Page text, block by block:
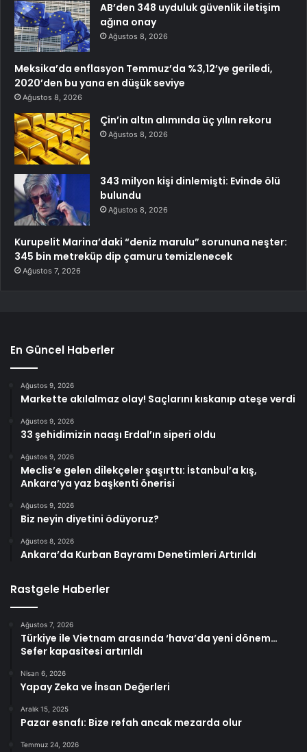
AB’den 348 uyduluk güvenlik iletişim
ağına onay
Ağustos 8, 2026
Meksika’da enflasyon Temmuz’da %3,12’ye geriledi,
2020’den bu yana en düşük seviye
Ağustos 8, 2026
Çin’in altın alımında üç yılın rekoru
Ağustos 8, 2026
343 milyon kişi dinlemişti: Evinde ölü
bulundu
Ağustos 8, 2026
Kurupelit Marina’daki “deniz marulu” sorununa neşter:
345 bin metreküp dip çamuru temizlenecek
Ağustos 7, 2026
En Güncel Haberler
Ağustos 9, 2026
Markette akılalmaz olay! Saçlarını kıskanıp ateşe verdi
Ağustos 9, 2026
33 şehidimizin naaşı Erdal’ın siperi oldu
Ağustos 9, 2026
Meclis’e gelen dilekçeler şaşırttı: İstanbul’a kış,
Ankara’ya yaz başkenti önerisi
Ağustos 9, 2026
Biz neyin diyetini ödüyoruz?
Ağustos 8, 2026
Ankara’da Kurban Bayramı Denetimleri Artırıldı
Rastgele Haberler
Ağustos 7, 2026
Türkiye ile Vietnam arasında ‘hava’da yeni dönem…
Sefer kapasitesi artırıldı
Nisan 6, 2026
Yapay Zeka ve İnsan Değerleri
Aralık 15, 2025
Pazar esnafı: Bize refah ancak mezarda olur
Temmuz 24, 2026